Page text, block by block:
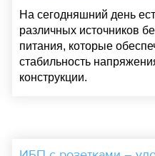
На сегодняшний день
различных источников
питания, которые
стабильность
конструкции.